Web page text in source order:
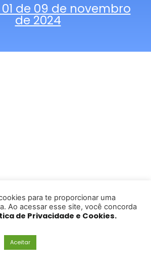
01 de 09 de novembro
de 2024
para te proporcionar uma
Ao acessar esse site, você concorda
de Privacidade e Cookies.
Aceitar